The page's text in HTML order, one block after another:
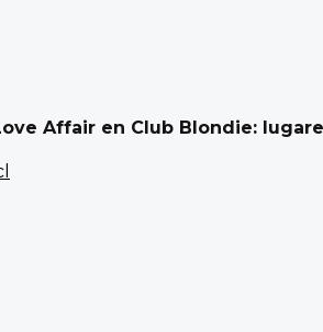
Affair en Club Blondie: